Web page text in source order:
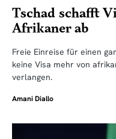
Tschad schafft
Afrikaner ab
Freie Einreise für einen
keine Visa mehr von
verlangen.
Amani Diallo